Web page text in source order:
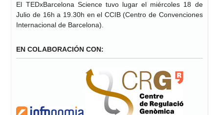
El TEDxBarcelona Science tuvo lugar el miércoles 18 de
Julio de 16h a 19.30h en el CCIB (Centro de Convenciones
Internacional de Barcelona).
EN COLABORACIÓN CON: